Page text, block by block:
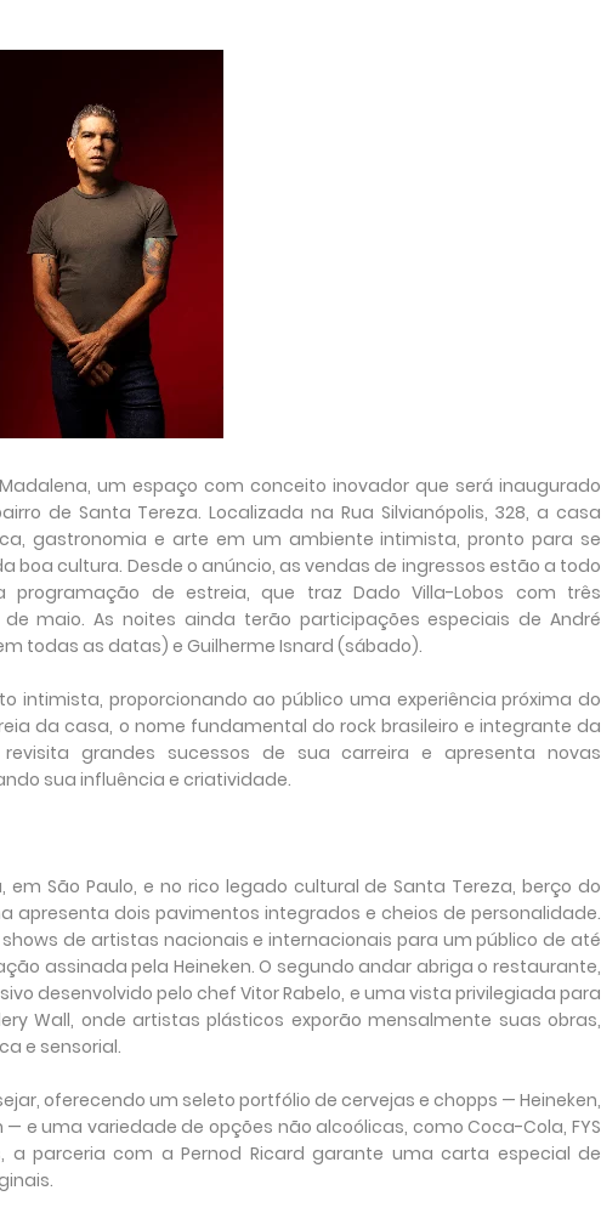
um espaço com conceito inovador que será inaugurado
de Santa Tereza. Localizada na Rua Silvianópolis, 328, a casa
gastronomia e arte em um ambiente intimista, pronto para se
boa cultura. Desde o anúncio, as vendas de ingressos estão a todo
de estreia, que traz Dado Villa-Lobos com três
de maio. As noites ainda terão participações especiais de André
todas as datas) e Guilherme Isnard (sábado).
intimista, proporcionando ao público uma experiência próxima do
da casa, o nome fundamental do rock brasileiro e integrante da
grandes sucessos de sua carreira e apresenta novas
sua influência e criatividade.
São Paulo, e no rico legado cultural de Santa Tereza, berço do
apresenta dois pavimentos integrados e cheios de personalidade.
de artistas nacionais e internacionais para um público de até
assinada pela Heineken. O segundo andar abriga o restaurante,
desenvolvido pelo chef Vitor Rabelo, e uma vista privilegiada para
Wall, onde artistas plásticos exporão mensalmente suas obras,
e sensorial.
oferecendo um seleto portfólio de cervejas e chopps — Heineken,
— e uma variedade de opções não alcoólicas, como Coca-Cola, FYS
a parceria com a Pernod Ricard garante uma carta especial de